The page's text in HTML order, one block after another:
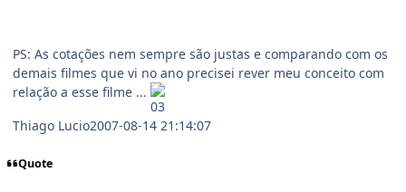
PS: As cotações nem sempre são justas e comparando com os
demais filmes que vi no ano precisei rever meu conceito com
relação a esse filme ...
Thiago Lucio2007-08-14 21:14:07
Quote